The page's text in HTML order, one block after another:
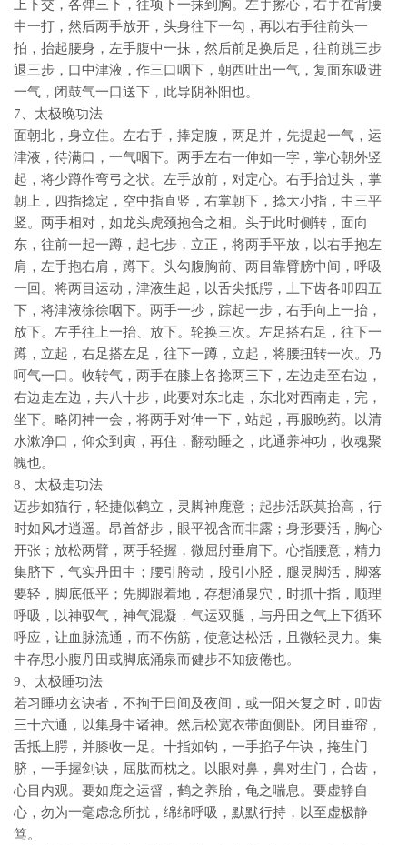
上下交，各弹三下，往项下一抹到胸。左手擦心，右手在背腰
中一打，然后两手放开，头身往下一勾，再以右手往前头一
拍，抬起腰身，左手腹中一抹，然后前足换后足，往前跳三步
退三步，口中津液，作三口咽下，朝西吐出一气，复面东吸进
一气，闭鼓气一口送下，此导阴补阳也。
7、太极晚功法
面朝北，身立住。左右手，捧定腹，两足并，先提起一气，运
津液，待满口，一气咽下。两手左右一伸如一字，掌心朝外竖
起，将少蹲作弯弓之状。左手放前，对定心。右手抬过头，掌
朝上，四指捻定，空中指直竖，右掌朝下，捻大小指，中三平
竖。两手相对，如龙头虎颈抱合之相。头于此时侧转，面向
东，往前一起一蹲，起七步，立正，将两手平放，以右手抱左
肩，左手抱右肩，蹲下。头勾腹胸前、两目靠臂膀中间，呼吸
一回。将两目运动，津液生起，以舌尖抵腭，上下齿各叩四五
下，将津液徐徐咽下。两手一抄，踪起一步，右手向上一抬，
放下。左手往上一抬、放下。轮换三次。左足搭右足，往下一
蹲，立起，右足搭左足，往下一蹲，立起，将腰扭转一次。乃
呵气一口。收转气，两手在膝上各捻两三下，左边走至右边，
右边走左边，共八十步，此要对东北走，东北对西南走，完，
坐下。略闭神一会，将两手对伸一下，站起，再服晚药。以清
水漱净口，仰众到寅，再住，翻动睡之，此通养神功，收魂聚
魄也。
8、太极走功法
迈步如猫行，轻捷似鹤立，灵脚神鹿意；起步活跃莫抬高，行
时如风才逍遥。昂首舒步，眼平视含而非露；身形要活，胸心
开张；放松两臂，两手轻握，微屈肘垂肩下。心指腰意，精力
集脐下，气实丹田中；腰引胯动，股引小胫，腿灵脚活，脚落
要轻，脚底低平；先脚跟着地，存想涌泉穴，时抓十指，顺理
呼吸，以神驭气，神气混凝，气运双腿，与丹田之气上下循环
呼应，让血脉流通，而不伤筋，使意达松活，且微轻灵力。集
中存思小腹丹田或脚底涌泉而健步不知疲倦也。
9、太极睡功法
若习睡功玄诀者，不拘于日间及夜间，或一阳来复之时，叩齿
三十六通，以集身中诸神。然后松宽衣带面侧卧。闭目垂帘，
舌抵上腭，并膝收一足。十指如钩，一手掐子午诀，掩生门
脐，一手握剑诀，屈肱而枕之。以眼对鼻，鼻对生门，合齿，
心目内观。要如鹿之运督，鹤之养胎，龟之喘息。要虚静自
心，勿为一毫虑念所扰，绵绵呼吸，默默行持，以至虚极静
笃。